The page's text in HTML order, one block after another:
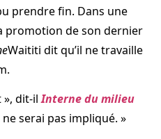
prendre fin. Dans une
promotion de son dernier
Waititi dit qu’il ne travaille
», dit-ilInterne du milieu
ne serai pas impliqué. »